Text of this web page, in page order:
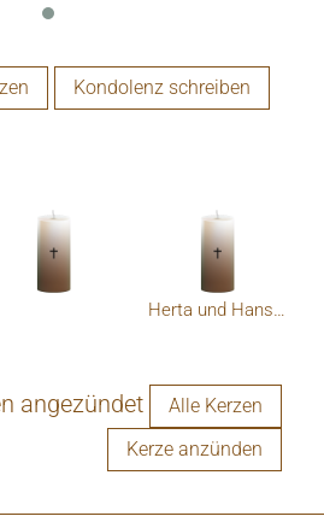
Kondolenz schreiben
Herta und Hans Atschreiter
angezündet
Alle Kerzen
Kerze anzünden